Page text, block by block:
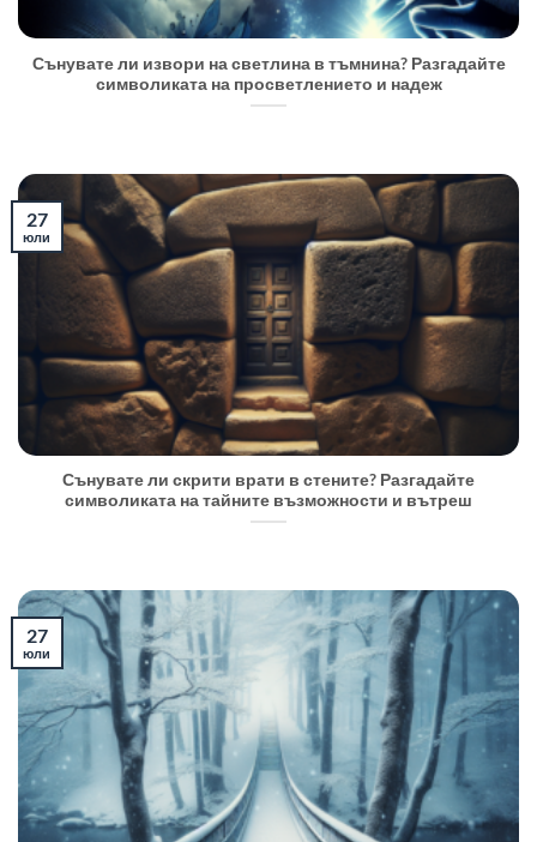
Сънувате ли извори на светлина в тъмнина? Разгадайте
символиката на просветлението и надеж
Сънувате ли скрити врати в стените? Разгадайте
символиката на тайните възможности и вътреш
27
юли
27
юли